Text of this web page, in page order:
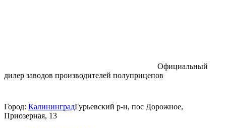
Официальный
дилер заводов производителей полуприцепов
Город: КалининградГурьевский р-н, пос Дорожное,
Приозерная, 13